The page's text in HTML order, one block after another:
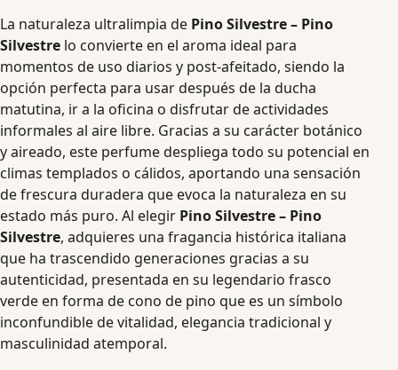
La naturaleza ultralimpia de Pino Silvestre – Pino
Silvestre lo convierte en el aroma ideal para
momentos de uso diarios y post-afeitado, siendo la
opción perfecta para usar después de la ducha
matutina, ir a la oficina o disfrutar de actividades
informales al aire libre. Gracias a su carácter botánico
y aireado, este perfume despliega todo su potencial en
climas templados o cálidos, aportando una sensación
de frescura duradera que evoca la naturaleza en su
estado más puro. Al elegir Pino Silvestre – Pino
Silvestre, adquieres una fragancia histórica italiana
que ha trascendido generaciones gracias a su
autenticidad, presentada en su legendario frasco
verde en forma de cono de pino que es un símbolo
inconfundible de vitalidad, elegancia tradicional y
masculinidad atemporal.